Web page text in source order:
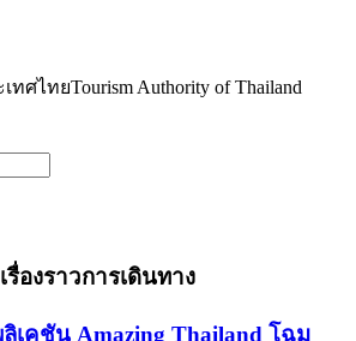
ทศไทยTourism Authority of Thailand
องราวการเดินทาง
เคชัน Amazing Thailand โฉม